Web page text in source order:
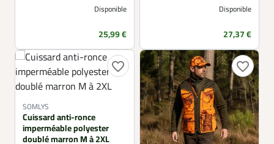
Disponible
Prix
25,99 €
Disponible
Prix
27,37 €
favorite_border
SOMLYS
Cuissard anti-ronce
imperméable polyester
doublé marron M à 2XL
favorite_border